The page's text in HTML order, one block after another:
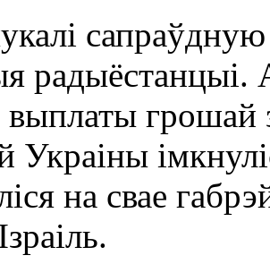
радыёстанцыі.
выплаты
Украіны
на свае